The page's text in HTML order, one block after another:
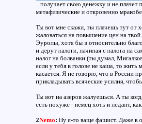
...получает свою денежку и не
метафизические и откровенно
Ты вот мне скажи, ты плачешь тут от
жаловаться на повышение цен на
Эуропы, хотя бы в относительно
и дерут налоги, начиная с налога на
налог на болванки (ты думал,
если у тебя в голове не каша, то
касается. Я не говорю, что в России
прикладывать всяческие усилия,
Ты вот на азеров жалуешься. А ты
есть похуже - немец хоть и педант,
2Nemo: Ну я-то ваще фашист. Даже в